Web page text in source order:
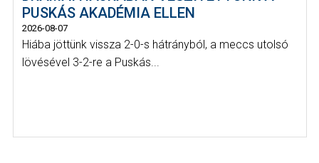
PUSKÁS AKADÉMIA ELLEN
2026-08-07
Hiába jöttünk vissza 2-0-s hátrányból, a meccs utolsó
lövésével 3-2-re a Puskás...